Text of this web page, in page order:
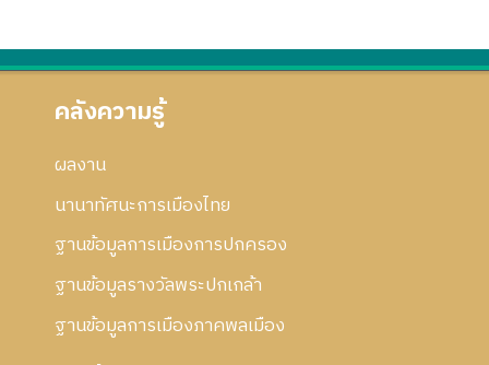
คลังความรู้
ผลงาน
นานาทัศนะการเมืองไทย
ฐานข้อมูลการเมืองการปกครอง
ฐานข้อมูลรางวัลพระปกเกล้า
ฐานข้อมูลการเมืองภาคพลเมือง